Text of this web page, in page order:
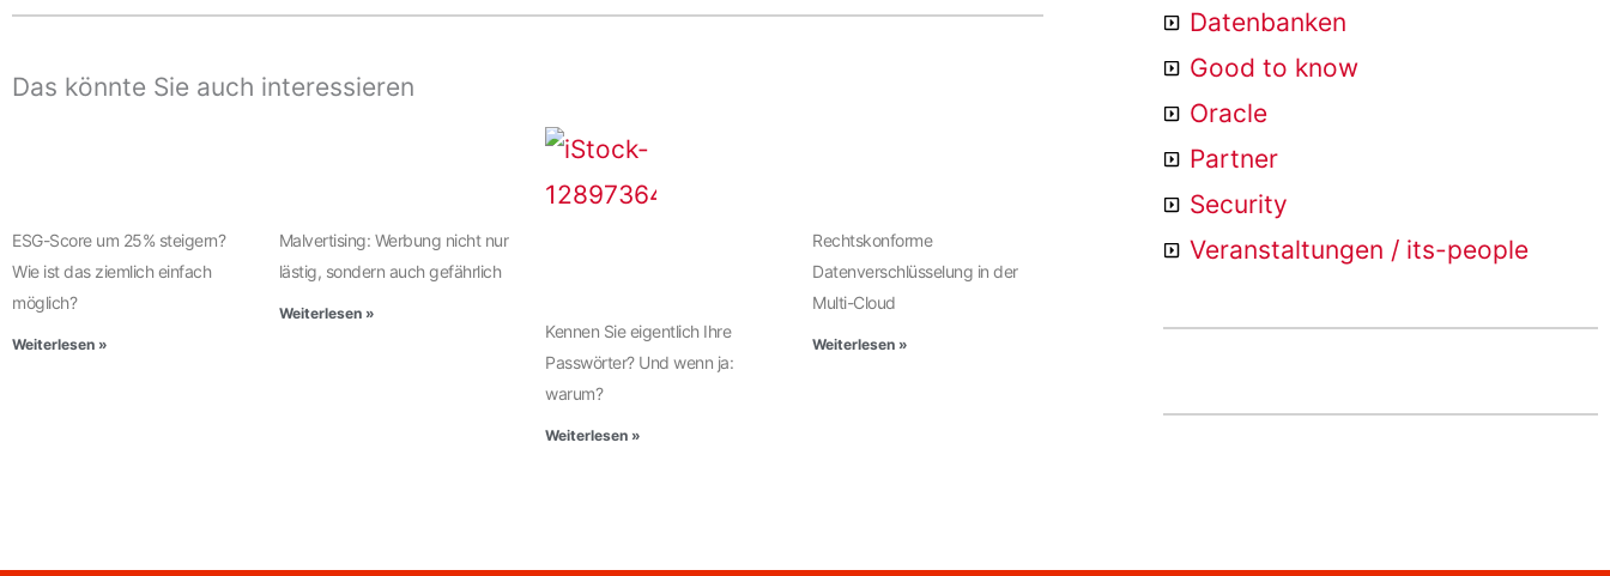
Das könnte Sie auch interessieren
ESG-Score um 25% steigern?
Wie ist das ziemlich einfach
möglich?
Weiterlesen »
Malvertising: Werbung nicht nur
lästig, sondern auch gefährlich
Weiterlesen »
Kennen Sie eigentlich Ihre
Passwörter? Und wenn ja:
warum?
Weiterlesen »
Rechtskonforme
Datenverschlüsselung in der
Multi-Cloud
Weiterlesen »
Datenbanken
Good to know
Oracle
Partner
Security
Veranstaltungen / its-people